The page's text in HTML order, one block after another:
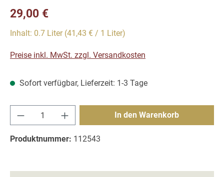
Regulärer Preis:
29,00 €
Inhalt: 0.7 Liter (41,43 € / 1 Liter)
Preise inkl. MwSt. zzgl. Versandkosten
Sofort verfügbar, Lieferzeit: 1-3 Tage
Produkt Anzahl: Gib den gewünschten
In den Warenkorb
Produktnummer: 112543